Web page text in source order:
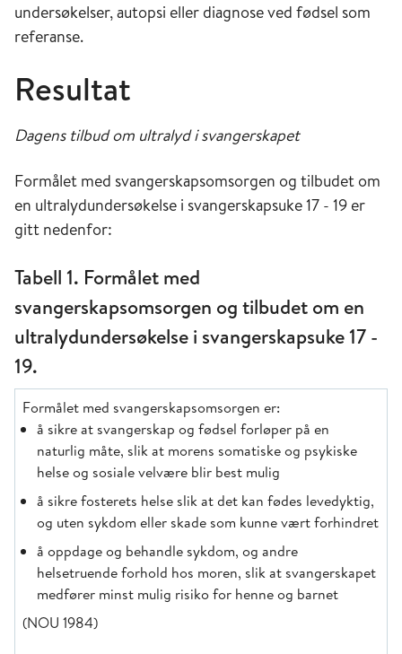
undersøkelser, autopsi eller diagnose ved fødsel som
referanse.
Resultat
Dagens tilbud om ultralyd i svangerskapet
Formålet med svangerskapsomsorgen og tilbudet om
en ultralydundersøkelse i svangerskapsuke 17 - 19 er
gitt nedenfor:
Tabell 1. Formålet med
svangerskapsomsorgen og tilbudet om en
ultralydundersøkelse i svangerskapsuke 17 -
19.
Formålet med svangerskapsomsorgen er:
å sikre at svangerskap og fødsel forløper på en
naturlig måte, slik at morens somatiske og psykiske
helse og sosiale velvære blir best mulig
å sikre fosterets helse slik at det kan fødes levedyktig,
og uten sykdom eller skade som kunne vært forhindret
å oppdage og behandle sykdom, og andre
helsetruende forhold hos moren, slik at svangerskapet
medfører minst mulig risiko for henne og barnet
(NOU 1984)